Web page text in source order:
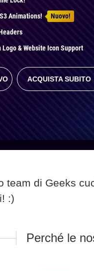
Animations!
Nuovo!
Logo & Website Icon Support
ACQUISTA SUBITO
team di Geeks
:)
Perché le